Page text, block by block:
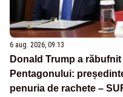
6 aug. 2026, 09:13
Donald Trump a
Pentagonului:
penuria de rachete –